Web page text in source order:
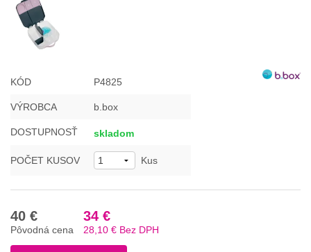
KÓD P4825
VÝROBCA b.box
DOSTUPNOSŤ skladom
POČET KUSOV Kus
40 €
Pôvodná cena
34 €
28,10 € Bez DPH